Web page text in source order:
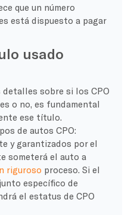
que un número
está dispuesto a pagar
usado
sobre si los CPO
o no, es fundamental
ese título.
de autos CPO:
y garantizados por el
someterá el auto a
riguroso proceso. Si el
específico de
el estatus de CPO